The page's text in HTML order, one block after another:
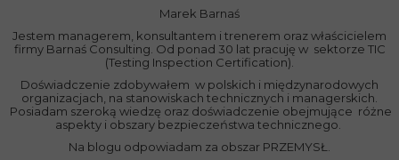
Marek Barnaś
Jestem managerem, konsultantem i trenerem oraz właścicielem
firmy Barnaś Consulting. Od ponad 30 lat pracuję w sektorze TIC
(Testing Inspection Certification).
Doświadczenie zdobywałem w polskich i międzynarodowych
organizacjach, na stanowiskach technicznych i managerskich.
Posiadam szeroką wiedzę oraz doświadczenie obejmujące różne
aspekty i obszary bezpieczeństwa technicznego.
Na blogu odpowiadam za obszar PRZEMYSŁ.